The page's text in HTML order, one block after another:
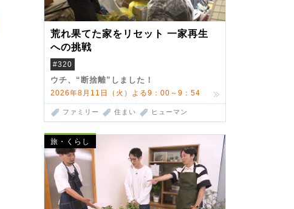
荒れ果てた家をリセット 一家再生
への挑戦
#320
ウチ、“断捨離”しました！
2026年8月11日（火）よる9：00～9：54
ファミリー 住まい ヒューマン
旅・くらし